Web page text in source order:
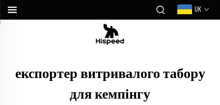
UK
експортер витривалого табору
для кемпінгу